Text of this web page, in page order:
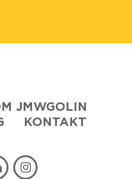
JMWGOLIN
KONTAKT